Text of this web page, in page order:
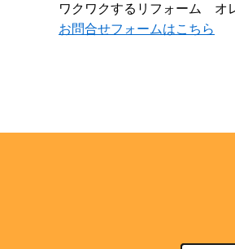
ワクワクするリフォーム オ
お問合せフォームはこちら